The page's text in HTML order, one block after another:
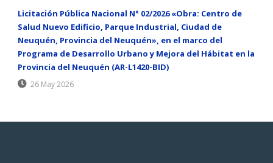
Licitación Pública Nacional N° 02/2026 «Obra: Centro de
Salud Nuevo Edificio, Parque Industrial, Ciudad de
Neuquén, Provincia del Neuquén», en el marco del
Programa de Desarrollo Urbano y Mejora del Hábitat en la
Provincia del Neuquén (AR-L1420-BID)
26 May 2026